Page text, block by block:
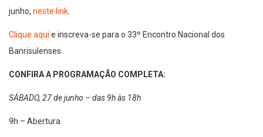
junho, neste link
Clique aqui e inscreva-se para o 33º Encontro Nacional dos
Banrisulenses.
CONFIRA A PROGRAMAÇÃO COMPLETA:
SÁBADO, 27 de junho – das 9h às 18h
9h – Abertura